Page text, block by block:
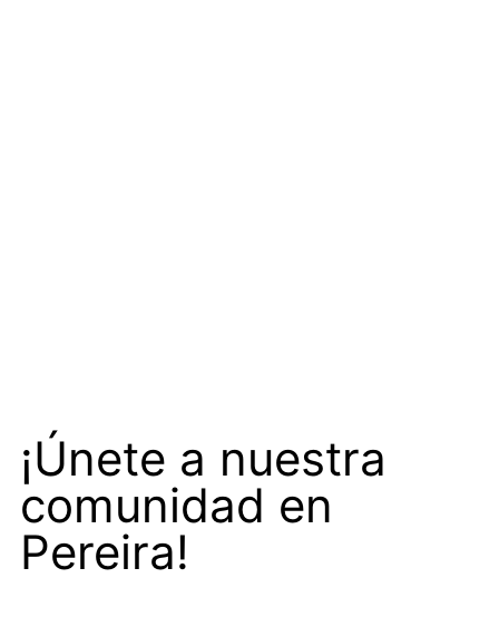
¡Únete a nuestra
comunidad en
Pereira!